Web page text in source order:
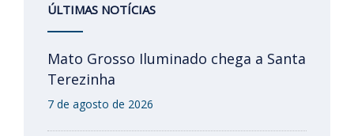
ÚLTIMAS NOTÍCIAS
Mato Grosso Iluminado chega a Santa
Terezinha
7 de agosto de 2026